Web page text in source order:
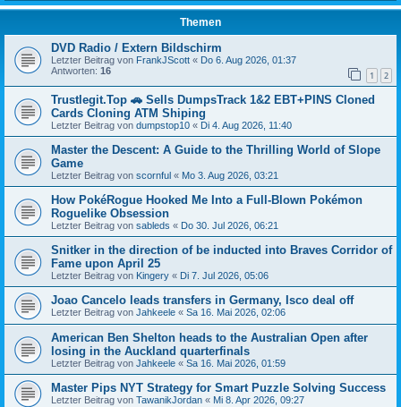
Themen
DVD Radio / Extern Bildschirm
Letzter Beitrag von FrankJScott « Do 6. Aug 2026, 01:37
Antworten: 16 1 2
Trustlegit.Top 🚗 Sells DumpsTrack 1&2 EBT+PINS Cloned
Cards Cloning ATM Shiping
Letzter Beitrag von dumpstop10 « Di 4. Aug 2026, 11:40
Master the Descent: A Guide to the Thrilling World of Slope
Game
Letzter Beitrag von scornful « Mo 3. Aug 2026, 03:21
How PokéRogue Hooked Me Into a Full-Blown Pokémon
Roguelike Obsession
Letzter Beitrag von sableds « Do 30. Jul 2026, 06:21
Snitker in the direction of be inducted into Braves Corridor of
Fame upon April 25
Letzter Beitrag von Kingery « Di 7. Jul 2026, 05:06
Joao Cancelo leads transfers in Germany, Isco deal off
Letzter Beitrag von Jahkeele « Sa 16. Mai 2026, 02:06
American Ben Shelton heads to the Australian Open after
losing in the Auckland quarterfinals
Letzter Beitrag von Jahkeele « Sa 16. Mai 2026, 01:59
Master Pips NYT Strategy for Smart Puzzle Solving Success
Letzter Beitrag von TawanikJordan « Mi 8. Apr 2026, 09:27